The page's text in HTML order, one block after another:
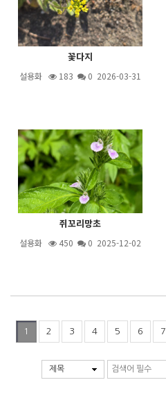
꽃다지
설용화 183 0 2026-03-31
쥐꼬리망초
설용화 450 0 2025-12-02
1 2 3 4 5 6 7
제목